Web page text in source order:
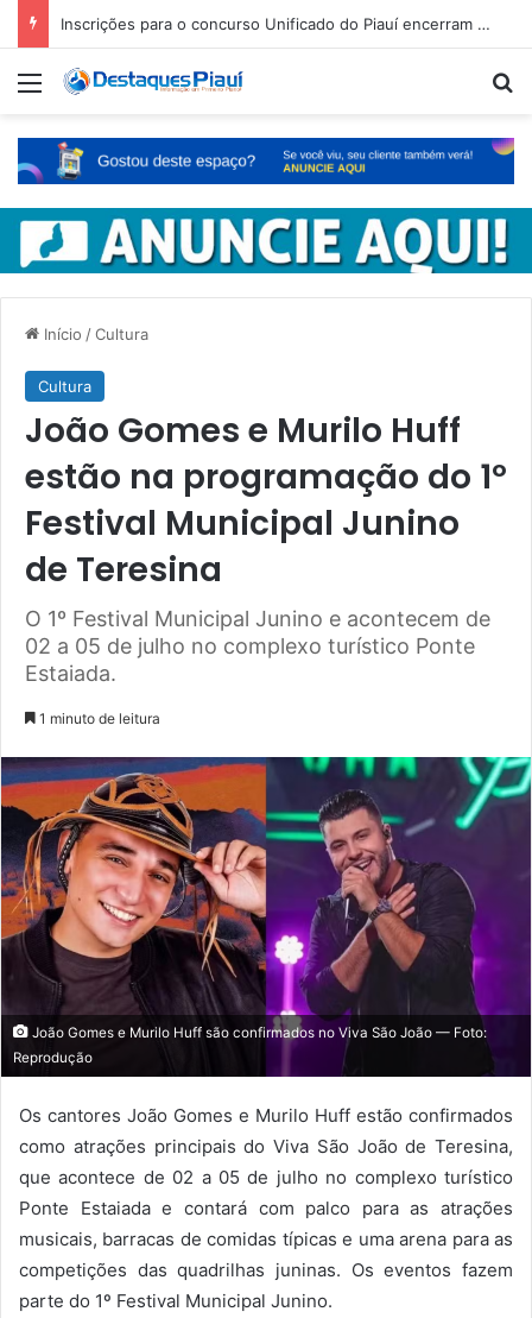
Inscrições para o concurso Unificado do Piauí encerram amanhã
Menu
Início /Cultura
Cultura
João Gomes e Murilo Huff
estão na programação do 1º
Festival Municipal Junino
de Teresina
O 1º Festival Municipal Junino e acontecem de
02 a 05 de julho no complexo turístico Ponte
Estaiada.
1 minuto de leitura
João Gomes e Murilo Huff são confirmados no Viva São João — Foto:
Reprodução
Os cantores João Gomes e Murilo Huff estão confirmados
como atrações principais do Viva São João de Teresina,
que acontece de 02 a 05 de julho no complexo turístico
Ponte Estaiada e contará com palco para as atrações
musicais, barracas de comidas típicas e uma arena para as
competições das quadrilhas juninas. Os eventos fazem
parte do 1º Festival Municipal Junino.